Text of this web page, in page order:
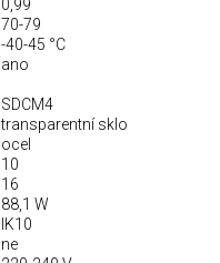
0,99
70-79
-40-45 °C
ano
SDCM4
transparentní sklo
ocel
10
16
88,1 W
IK10
ne